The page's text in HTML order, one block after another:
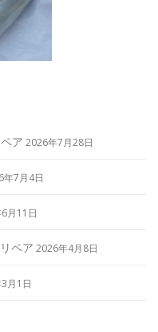
ア 2026年7月28日
年7月4日
月11日
ペア 2026年4月8日
月1日